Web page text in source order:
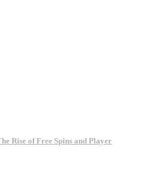
Rise of Free Spins and Player